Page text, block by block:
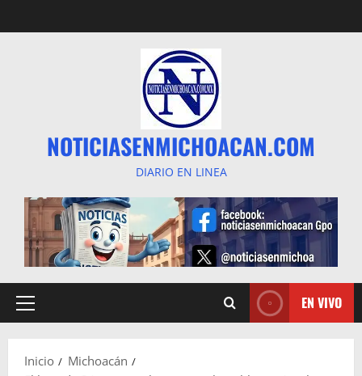
al
NOTICIASENMICHOACAN.COM
DIARIO EN LINEA
Menú
EN VIVO
Inicio
Michoacán